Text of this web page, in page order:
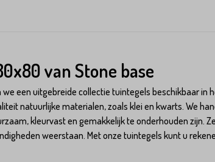
van Stone base
we een uitgebreide collectie tuintegels beschikbaar
natuurlijke materialen, zoals klei en kwarts. We
kleurvast en gemakkelijk te onderhouden zijn.
weerstaan. Met onze tuintegels kunt u